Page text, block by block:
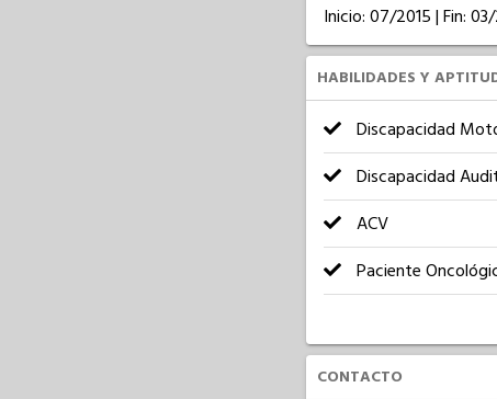
Inicio: 07/2015 | Fin:
HABILIDADES Y
Discapacidad
Discapacidad
ACV
Paciente
CONTACTO